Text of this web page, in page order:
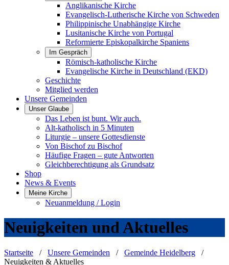
Anglikanische Kirche
Evangelisch-Lutherische Kirche von Schweden
Philippinische Unabhängige Kirche
Lusitanische Kirche von Portugal
Reformierte Episkopalkirche Spaniens
Im Gespräch
Römisch-katholische Kirche
Evangelische Kirche in Deutschland (EKD)
Geschichte
Mitglied werden
Unsere Gemeinden
Unser Glaube
Das Leben ist bunt. Wir auch.
Alt-katholisch in 5 Minuten
Liturgie – unsere Gottesdienste
Von Bischof zu Bischof
Häufige Fragen – gute Antworten
Gleichberechtigung als Grundsatz
Shop
News & Events
Meine Kirche
Neuanmeldung / Login
Neuigkeiten und Aktuelles
Startseite / Unsere Gemeinden / Gemeinde Heidelberg /
Neuigkeiten & Aktuelles